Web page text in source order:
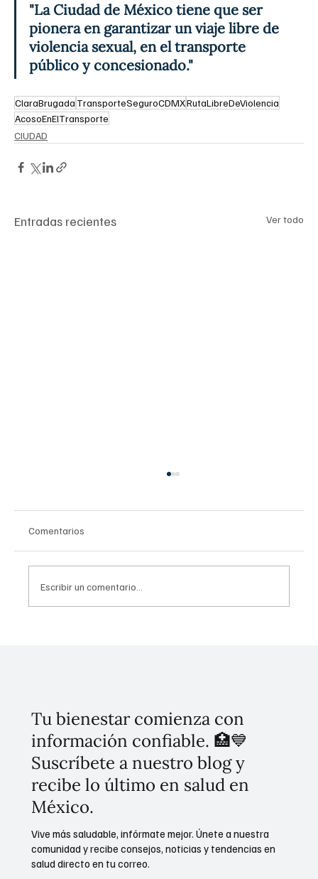
"La Ciudad de México tiene que ser
pionera en garantizar un viaje libre de
violencia sexual, en el transporte
público y concesionado."
ClaraBrugada TransporteSeguroCDMXRutaLibreDeViolencia
AcosoEnElTransporte
CIUDAD
Entradas recientes Ver todo
Comentarios
Escribir un comentario...
Tu bienestar comienza con
información confiable. 🏥💙
Suscríbete a nuestro blog y
recibe lo último en salud en
México.
Vive más saludable, infórmate mejor. Únete a nuestra
comunidad y recibe consejos, noticias y tendencias en
salud directo en tu correo.